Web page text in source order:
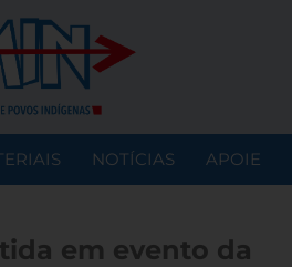
NOTÍCIAS APOIE
em evento da